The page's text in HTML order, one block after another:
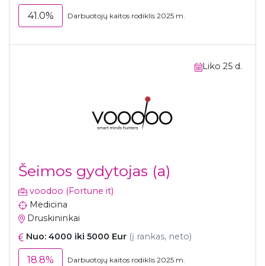
41.0% Darbuotojų kaitos rodiklis 2025 m.
Liko 25 d.
Šeimos gydytojas (a)
voodoo (Fortune it)
Medicina
Druskininkai
Nuo: 4000 iki 5000 Eur (į rankas, neto)
18.8% Darbuotojų kaitos rodiklis 2025 m.